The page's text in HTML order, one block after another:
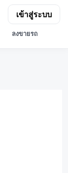
ลงขายรถ
เข้าสู่ระบบ